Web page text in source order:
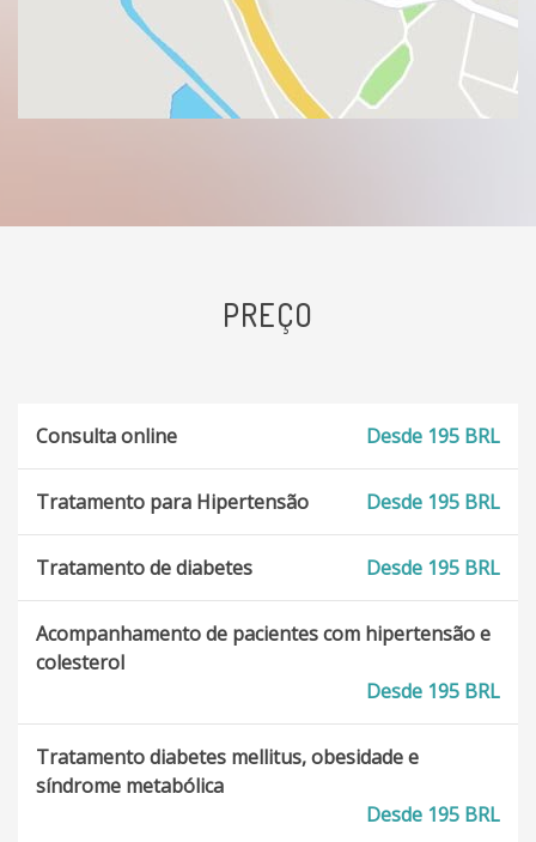
PREÇO
Consulta online Desde 195 BRL
Tratamento para Hipertensão Desde 195 BRL
Tratamento de diabetes Desde 195 BRL
Acompanhamento de pacientes com hipertensão e
colesterol
Desde 195 BRL
Tratamento diabetes mellitus, obesidade e
síndrome metabólica
Desde 195 BRL